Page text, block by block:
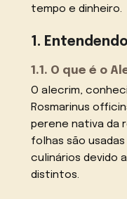
tempo e dinheiro.
1.
1.1. O que é o
O alecrim,
Rosmarinus
perene nativa da
folhas são
culinários devido
distintos.